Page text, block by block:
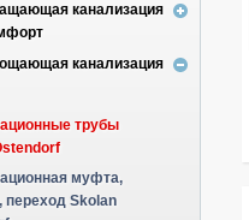
канализация
канализация
трубы
муфта,
переход Skolan